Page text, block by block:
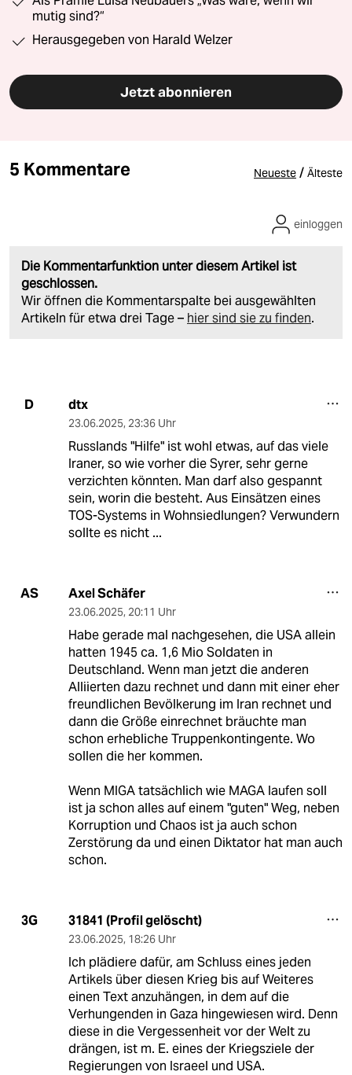
mutig sind?“
Herausgegeben von Harald Welzer
Jetzt abonnieren
5 Kommentare Neueste / Älteste
Die Kommentarfunktion unter diesem Artikel ist
geschlossen.
Wir öffnen die Kommentarspalte bei ausgewählten
Artikeln für etwa drei Tage – hier sind sie zu finden.
einloggen
D dtx
23.06.2025, 23:36 Uhr
Russlands "Hilfe" ist wohl etwas, auf das viele
Iraner, so wie vorher die Syrer, sehr gerne
verzichten könnten. Man darf also gespannt
sein, worin die besteht. Aus Einsätzen eines
TOS-Systems in Wohnsiedlungen? Verwundern
sollte es nicht ...
AS Axel Schäfer
23.06.2025, 20:11 Uhr
Habe gerade mal nachgesehen, die USA allein
hatten 1945 ca. 1,6 Mio Soldaten in
Deutschland. Wenn man jetzt die anderen
Alliierten dazu rechnet und dann mit einer eher
freundlichen Bevölkerung im Iran rechnet und
dann die Größe einrechnet bräuchte man
schon erhebliche Truppenkontingente. Wo
sollen die her kommen.
Wenn MIGA tatsächlich wie MAGA laufen soll
ist ja schon alles auf einem "guten" Weg, neben
Korruption und Chaos ist ja auch schon
Zerstörung da und einen Diktator hat man auch
schon.
3G 31841 (Profil gelöscht)
23.06.2025, 18:26 Uhr
Ich plädiere dafür, am Schluss eines jeden
Artikels über diesen Krieg bis auf Weiteres
einen Text anzuhängen, in dem auf die
Verhungenden in Gaza hingewiesen wird. Denn
diese in die Vergessenheit vor der Welt zu
drängen, ist m. E. eines der Kriegsziele der
Regierungen von Israeel und USA.